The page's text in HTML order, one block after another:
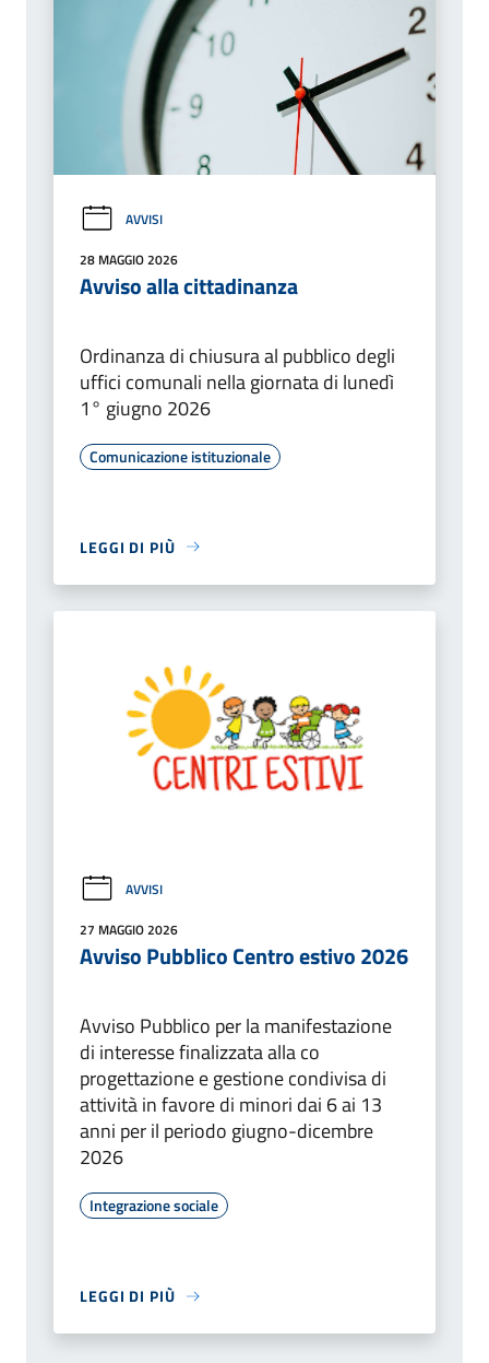
AVVISI
28 MAGGIO 2026
Avviso alla cittadinanza
Ordinanza di chiusura al pubblico degli
uffici comunali nella giornata di lunedì
1° giugno 2026
Comunicazione istituzionale
LEGGI DI PIÙ
AVVISI
27 MAGGIO 2026
Avviso Pubblico Centro estivo 2026
Avviso Pubblico per la manifestazione
di interesse finalizzata alla co
progettazione e gestione condivisa di
attività in favore di minori dai 6 ai 13
anni per il periodo giugno-dicembre
2026
Integrazione sociale
LEGGI DI PIÙ